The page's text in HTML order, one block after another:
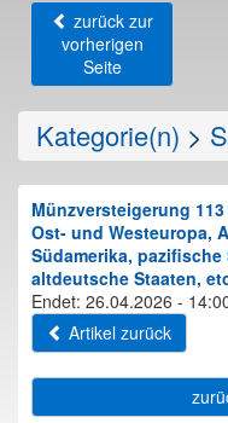
zurück zur
vorherigen
Seite
Kategorie(n) >
Münzversteigerung
Ost- und Westeuropa,
Südamerika, pazifische
altdeutsche Staaten,
Endet: 26.04.2026 -
Artikel zurück